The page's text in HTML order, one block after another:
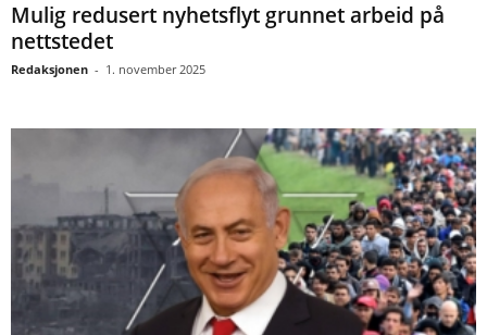
Mulig redusert nyhetsflyt grunnet arbeid på
nettstedet
Redaksjonen - 1. november 2025